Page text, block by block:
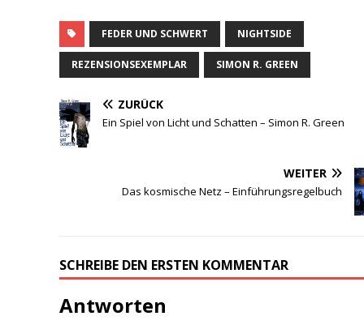
gespielt abseits von ab
und an Risiko oder
Monopoly,
dementsprechend habe
zum Brettspielhobby
gefunden. Man könnte
sich also fragen…
FEDER UND SCHWERT NIGHTSIDE
REZENSIONSEXEMPLAR SIMON R. GREEN
ZURÜCK
Ein Spiel von Licht und Schatten – Simon R. Green
WEITER
Das kosmische Netz – Einführungsregelbuch
SCHREIBE DEN ERSTEN KOMMENTAR
Antworten